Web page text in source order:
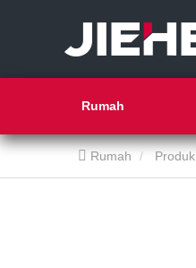
Rumah
Rumah Produk